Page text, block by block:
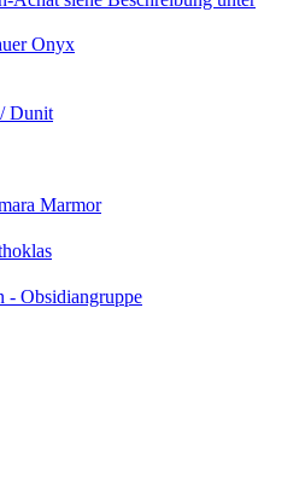
Onyx
Dunit
Marmor
Obsidiangruppe